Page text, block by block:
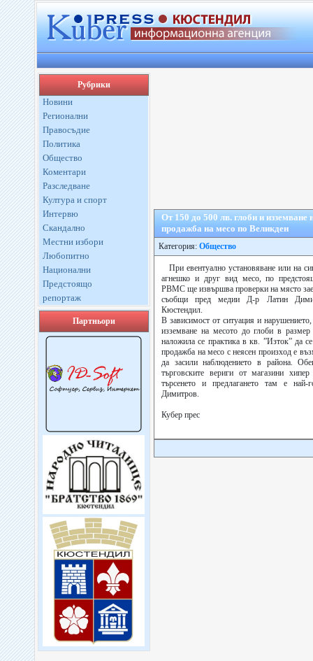
Рубрики
Новини
Регионални
Правосъдие
Политика
Общество
Коментари
Разследване
Култура и спорт
Интервю
Скандално
Местни избори
Любопитно
Национални
Предстоящо
репортаж
Партньори
От 150 до 500 лв. глоби и изземване
продажба на месо по Великден
Категория: Общество
При евентуално установяване или на
агнешко и друг вид месо, по
РВМС ще извършва проверки на място
съобщи пред медии Д-р Латин
Кюстендил.
В зависимост от ситуация и
изземване на месото до глоби в
наложила се практика в кв. ”Изток” да
продажба на месо с неясен произход е
да засили наблюдението в района.
търговските вериги от магазини
търсенето и предлагането там е
Димитров.
Кубер прес